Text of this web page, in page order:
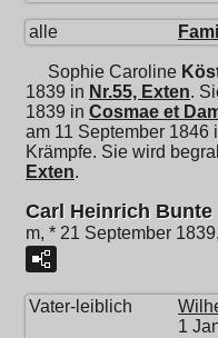
alle
Sophie Caroline
1839 in Nr.55, Exten.
1839 in Cosmae et
am 11 September 1846
Krämpfe. Sie wird
Exten.
Carl Heinrich Bunte
m, * 21 September
Vater-leiblich
1